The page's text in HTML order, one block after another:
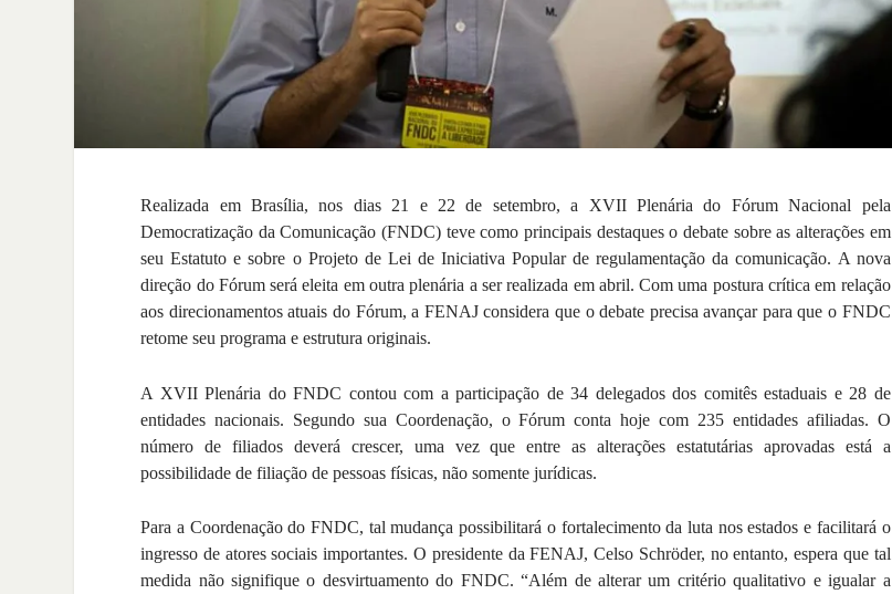
Realizada em Brasília, nos dias 21 e 22 de setembro, a XVII Plenária do Fórum Nacional pela
Democratização da Comunicação (FNDC) teve como principais destaques o debate sobre as alterações em
seu Estatuto e sobre o Projeto de Lei de Iniciativa Popular de regulamentação da comunicação. A nova
direção do Fórum será eleita em outra plenária a ser realizada em abril. Com uma postura crítica em relação
aos direcionamentos atuais do Fórum, a FENAJ considera que o debate precisa avançar para que o FNDC
retome seu programa e estrutura originais.
A XVII Plenária do FNDC contou com a participação de 34 delegados dos comitês estaduais e 28 de
entidades nacionais. Segundo sua Coordenação, o Fórum conta hoje com 235 entidades afiliadas. O
número de filiados deverá crescer, uma vez que entre as alterações estatutárias aprovadas está a
possibilidade de filiação de pessoas físicas, não somente jurídicas.
Para a Coordenação do FNDC, tal mudança possibilitará o fortalecimento da luta nos estados e facilitará o
ingresso de atores sociais importantes. O presidente da FENAJ, Celso Schröder, no entanto, espera que tal
medida não signifique o desvirtuamento do FNDC. “Além de alterar um critério qualitativo e igualar a